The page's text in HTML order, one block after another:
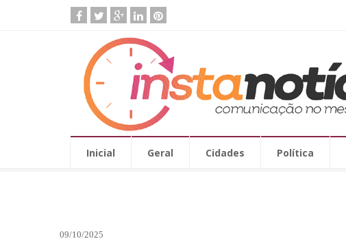
Inicial Geral Cidades Política
09/10/2025